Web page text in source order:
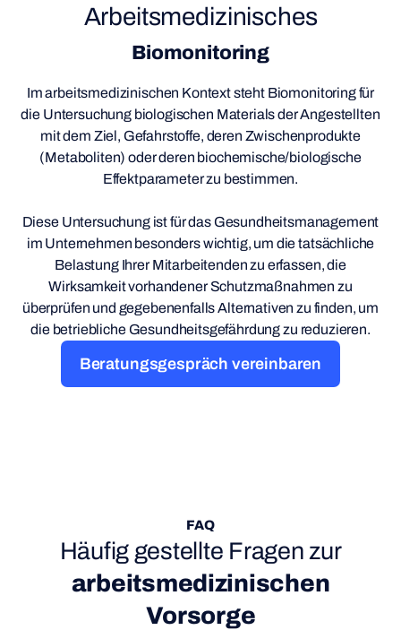
Arbeitsmedizinisches
Biomonitoring
Im arbeitsmedizinischen Kontext steht Biomonitoring für
die Untersuchung biologischen Materials der Angestellten
mit dem Ziel, Gefahrstoffe, deren Zwischenprodukte
(Metaboliten) oder deren biochemische/biologische
Effektparameter zu bestimmen.
Diese Untersuchung ist für das Gesundheitsmanagement
im Unternehmen besonders wichtig, um die tatsächliche
Belastung Ihrer Mitarbeitenden zu erfassen, die
Wirksamkeit vorhandener Schutzmaßnahmen zu
überprüfen und gegebenenfalls Alternativen zu finden, um
die betriebliche Gesundheitsgefährdung zu reduzieren.
Beratungsgespräch vereinbaren
FAQ
Häufig gestellte Fragen zur
arbeitsmedizinischen
Vorsorge